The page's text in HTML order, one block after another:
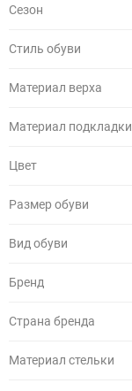
Сезон
Стиль обуви
Материал верха
Материал подкладки
Цвет
Размер обуви
Вид обуви
Бренд
Страна бренда
Материал стельки